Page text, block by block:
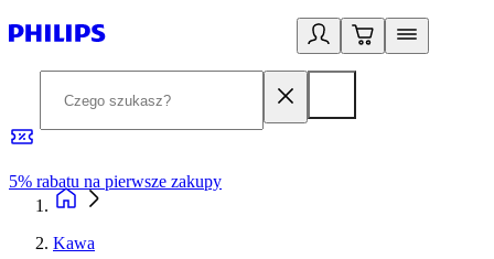
5% rabatu na pierwsze zakupy
Kawa